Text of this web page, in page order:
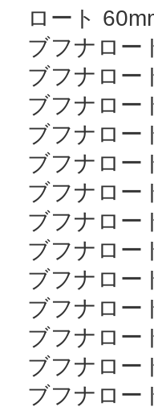
ロート
ブフナロー
ブフナロー
ブフナロー
ブフナロー
ブフナロー
ブフナロー
ブフナロー
ブフナロー
ブフナロー
ブフナロー
ブフナロー
ブフナロー
ブフナロー